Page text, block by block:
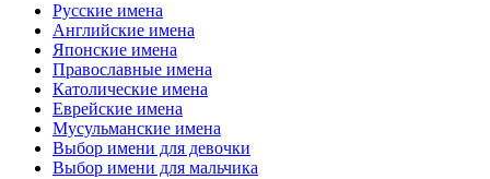
Русские имена
Английские имена
Японские имена
Православные имена
Католические имена
Еврейские имена
Мусульманские имена
Выбор имени для девочки
Выбор имени для мальчика